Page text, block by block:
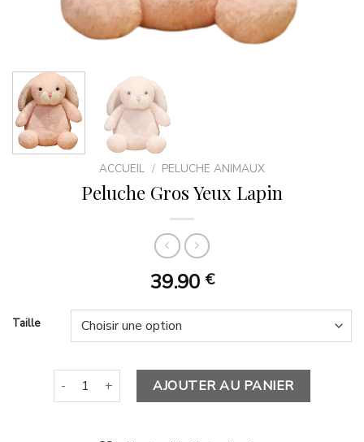
ACCUEIL / PELUCHE ANIMAUX
Peluche Gros Yeux Lapin
39.90 €
Taille
quantité de Peluche Gros Yeux Lapin
AJOUTER AU PANIER